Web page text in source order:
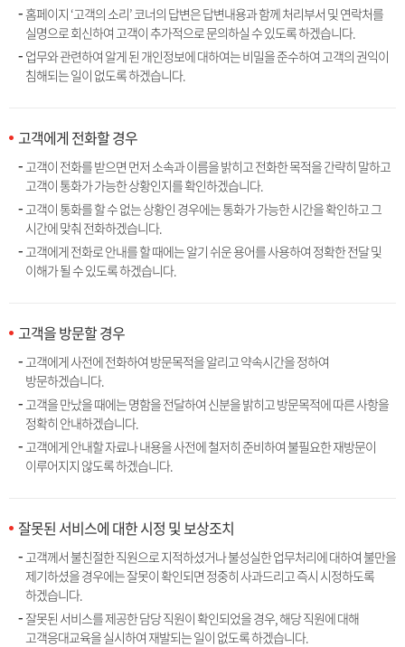
홈페이지 ‘고객의 소리’ 코너의 답변은 답변내용과 함께 처리부서 및 연락처를
실명으로 회신하여 고객이 추가적으로 문의하실 수 있도록 하겠습니다.
업무와 관련하여 알게 된 개인정보에 대하여는 비밀을 준수하여 고객의 권익이
침해되는 일이 없도록 하겠습니다.
고객에게 전화할 경우
고객이 전화를 받으면 먼저 소속과 이름을 밝히고 전화한 목적을 간략히 말하고
고객이 통화가 가능한 상황인지를 확인하겠습니다.
고객이 통화를 할 수 없는 상황인 경우에는 통화가 가능한 시간을 확인하고 그
시간에 맞춰 전화하겠습니다.
고객에게 전화로 안내를 할 때에는 알기 쉬운 용어를 사용하여 정확한 전달 및
이해가 될 수 있도록 하겠습니다.
고객을 방문할 경우
고객에게 사전에 전화하여 방문목적을 알리고 약속시간을 정하여
방문하겠습니다.
고객을 만났을 때에는 명함을 전달하여 신분을 밝히고 방문목적에 따른 사항을
정확히 안내하겠습니다.
고객에게 안내할 자료나 내용을 사전에 철저히 준비하여 불필요한 재방문이
이루어지지 않도록 하겠습니다.
잘못된 서비스에 대한 시정 및 보상조치
고객께서 불친절한 직원으로 지적하셨거나 불성실한 업무처리에 대하여 불만을
제기하셨을 경우에는 잘못이 확인되면 정중히 사과드리고 즉시 시정하도록
하겠습니다.
잘못된 서비스를 제공한 담당 직원이 확인되었을 경우, 해당 직원에 대해
고객응대교육을 실시하여 재발되는 일이 없도록 하겠습니다.